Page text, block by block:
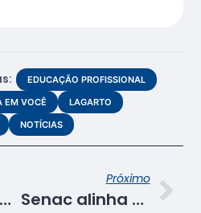
EDUCAÇÃO PROFISSIONAL
EM VOCÊ
LAGARTO
NOTÍCIAS
Senac Sergipe realiza visita institucional ao Colégio Coesi
Próximo
Senac alinha parceria com Secretaria de Políticas para Mulheres e Câmara de Mulheres da Fecomércio Sergipe